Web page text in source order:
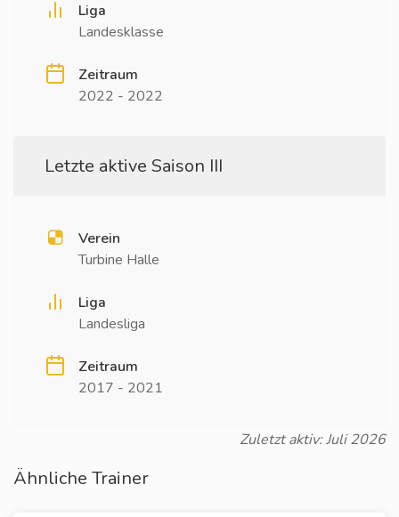
Liga
Landesklasse
Zeitraum
2022 - 2022
Letzte aktive Saison III
Verein
Turbine Halle
Liga
Landesliga
Zeitraum
2017 - 2021
Zuletzt aktiv: Juli 2026
Ähnliche Trainer